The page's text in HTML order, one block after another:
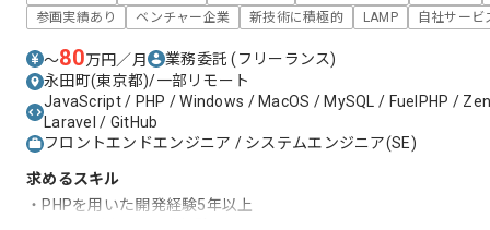
参画実績あり
ベンチャー企業 新技術に積極的 LAMP 自社サービ
〜80万円／月 業務委託(フリーランス)
永田町(東京都)/一部リモート
JavaScript / PHP / Windows / MacOS / MySQL / FuelPHP /
Laravel / GitHub
フロントエンドエンジニア / システムエンジニア(SE)
求めるスキル
・PHPを用いた開発経験5年以上